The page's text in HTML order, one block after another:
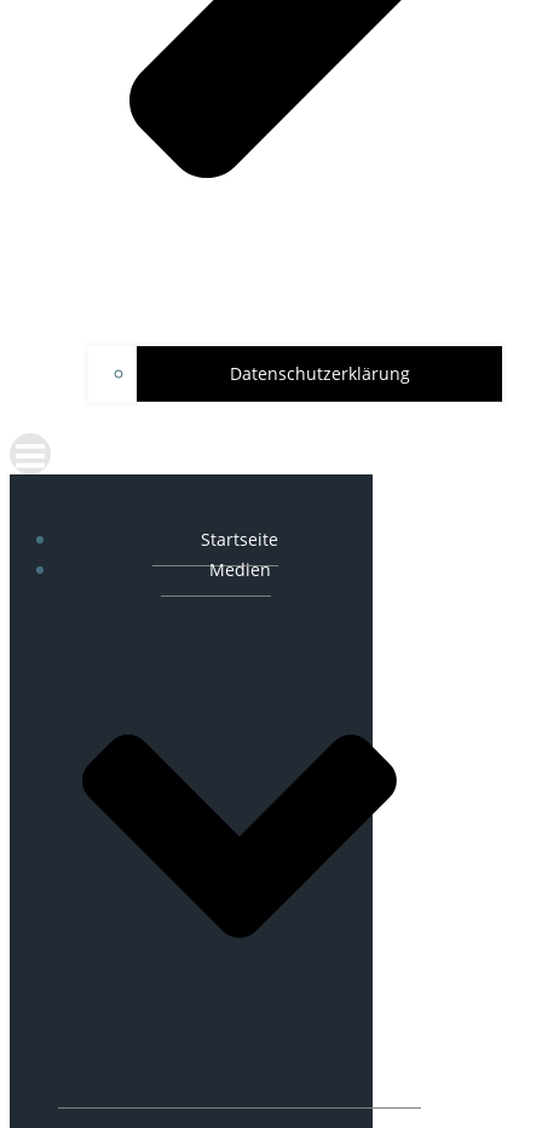
Datenschutzerklärung
Startseite
Medien